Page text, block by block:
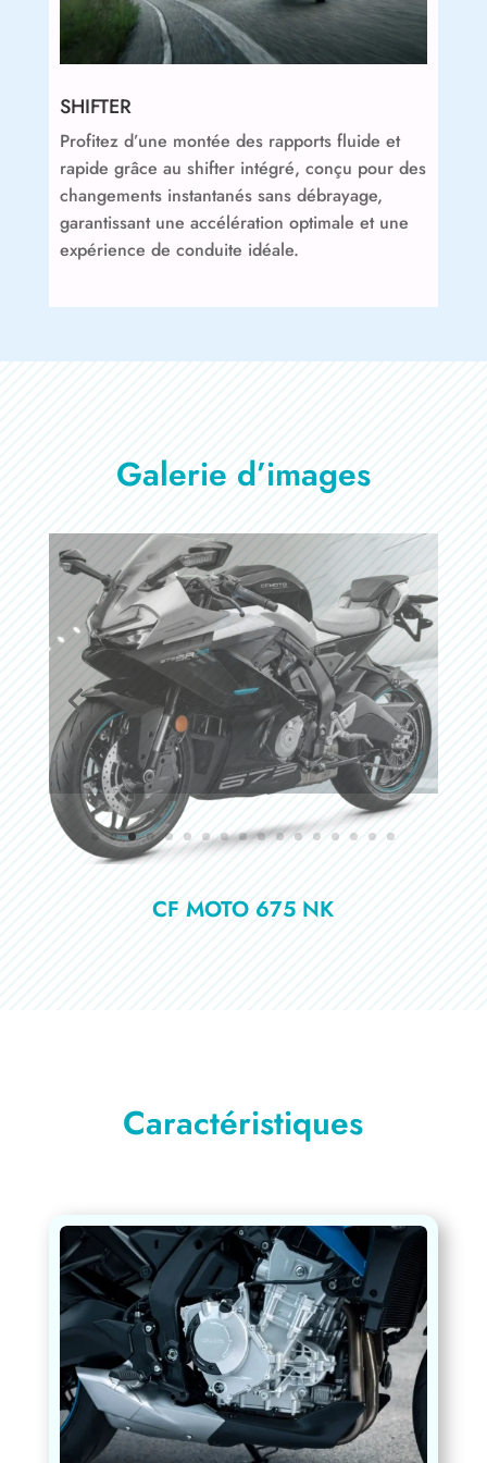
SHIFTER
Profitez d’une montée des rapports fluide et
rapide grâce au shifter intégré, conçu pour des
changements instantanés sans débrayage,
garantissant une accélération optimale et une
expérience de conduite idéale.
Galerie d’images
CF MOTO 675 NK
Moteur